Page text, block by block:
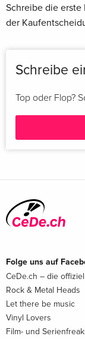
Schreibe die
der
Schreibe
Top oder Flop?
Folge uns auf
CeDe.ch – die
Rock & Metal Heads
Let there be music
Vinyl Lovers
Film- und